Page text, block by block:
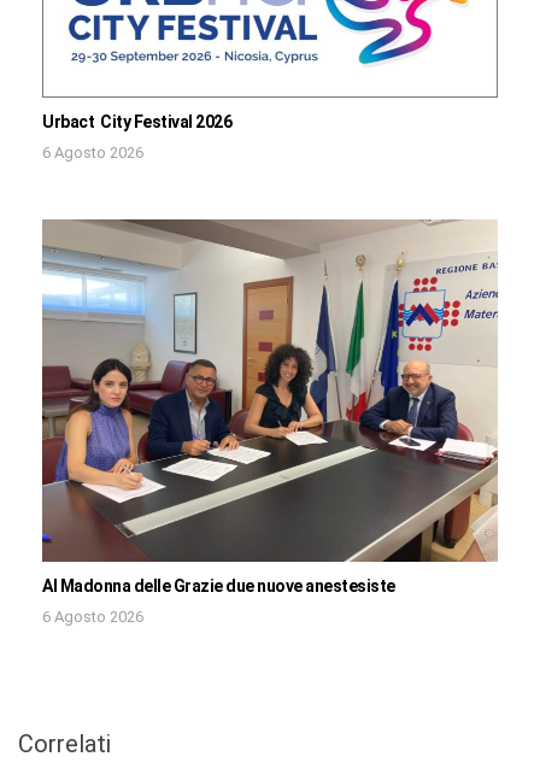
Urbact City Festival 2026
6 Agosto 2026
Al Madonna delle Grazie due nuove anestesiste
6 Agosto 2026
Correlati